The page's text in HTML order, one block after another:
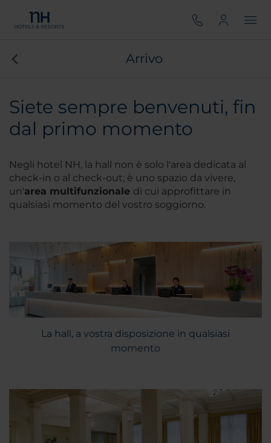
Arrivo
Siete sempre benvenuti, fin
dal primo momento
Negli hotel NH, la hall non è solo l'area dedicata al
check-in o al check-out; è uno spazio da vivere,
un'area multifunzionale di cui approfittare in
qualsiasi momento del vostro soggiorno.
La hall, a vostra disposizione in qualsiasi
momento